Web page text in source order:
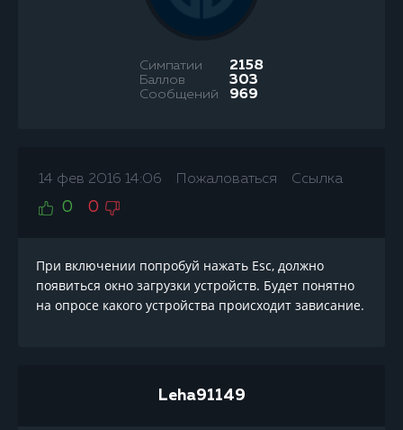
Симпатии 2158
Баллов 303
Сообщений 969
14 фев 2016 14:06 Пожаловаться Ссылка
0 0
При включении попробуй нажать Esc, должно
появиться окно загрузки устройств. Будет понятно
на опросе какого устройства происходит зависание.
Leha91149